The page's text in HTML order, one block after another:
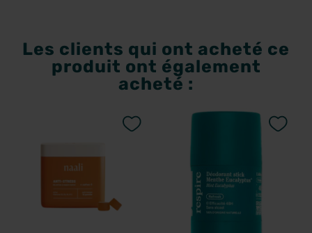
Les clients qui ont acheté ce
produit ont également
acheté :